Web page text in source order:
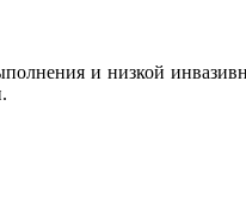
и низкой